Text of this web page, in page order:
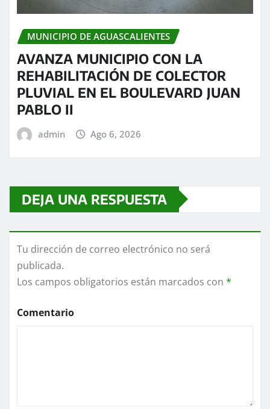
MUNICIPIO DE AGUASCALIENTES
AVANZA MUNICIPIO CON LA
REHABILITACIÓN DE COLECTOR
PLUVIAL EN EL BOULEVARD JUAN
PABLO II
admin Ago 6, 2026
DEJA UNA RESPUESTA
Tu dirección de correo electrónico no será
publicada.
Los campos obligatorios están marcados con *
Comentario